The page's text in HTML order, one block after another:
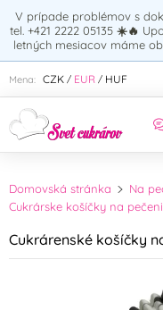
V prípade problémov s
tel. +421 2222 05135 ☀️🔥
letných mesiacov máme
Mena: CZK / EUR / HUF
Zadajte hľadaný
Domovská stránka Na
Cukrárske košíčky na
Cukrárenské košíčky